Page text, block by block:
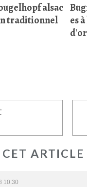
alsac
traditionnel
es
ARTICLE
10:30